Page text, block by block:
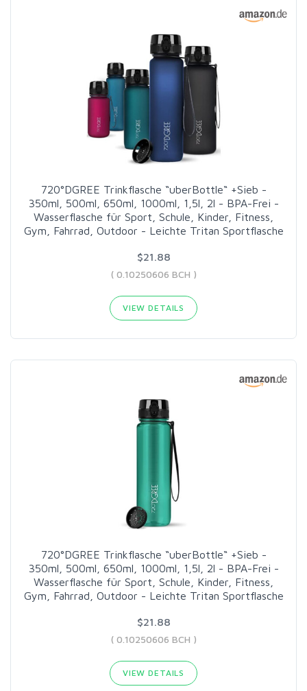
720°DGREE Trinkflasche “uberBottle“ +Sieb -
350ml, 500ml, 650ml, 1000ml, 1,5l, 2l - BPA-Frei -
Wasserflasche für Sport, Schule, Kinder, Fitness,
Gym, Fahrrad, Outdoor - Leichte Tritan Sportflasche
$21.88
( 0.10250606 BCH )
VIEW DETAILS
720°DGREE Trinkflasche “uberBottle“ +Sieb -
350ml, 500ml, 650ml, 1000ml, 1,5l, 2l - BPA-Frei -
Wasserflasche für Sport, Schule, Kinder, Fitness,
Gym, Fahrrad, Outdoor - Leichte Tritan Sportflasche
$21.88
( 0.10250606 BCH )
VIEW DETAILS